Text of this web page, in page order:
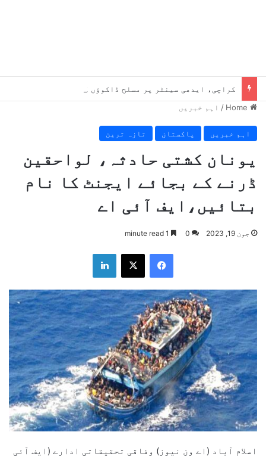
/ اہم خبریں
اہم خبریں پاکستان تازہ ترین
یونان کشتی حادثہ، لواحقین
ڈرنے کے بجائے ایجنٹ کا نام
بتائیں،ایف آئی اے
جون 19, 2023 0
اسلام آباد (اے ون نیوز) وفاقی تحقیقاتی ادارے (ایف آئی